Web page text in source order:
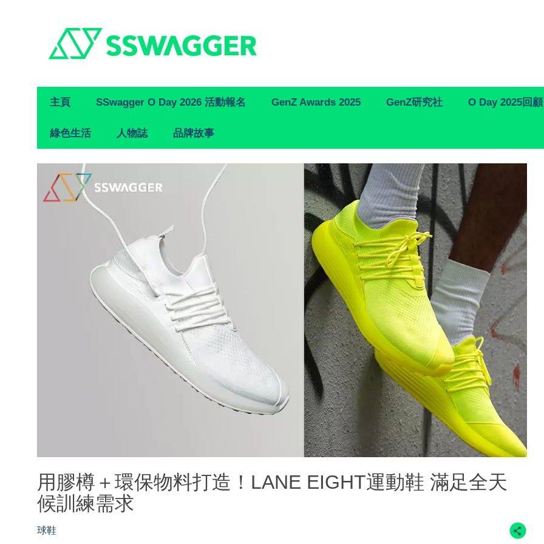
Primary
Navigation
主頁 SSwagger O Day 2026 活動報名 GenZ Awards 2025 GenZ研究社 O Day 2025回顧
綠色生活 人物誌 品牌故事
用膠樽＋環保物料打造！LANE EIGHT運動鞋 滿足全天
候訓練需求
球鞋